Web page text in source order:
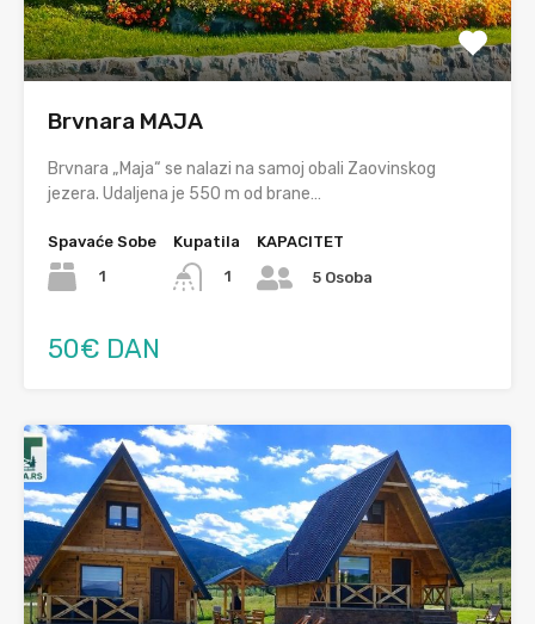
Brvnara MAJA
Brvnara „Маја“ se nalazi na samoj obali Zaovinskog
jezera. Udaljenа је 550 m оd branе…
Spavaće Sobe
1
Kupatila
1
KAPACITET
5 Osoba
50€ DAN